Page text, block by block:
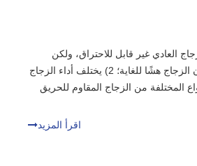
الصحيح 1) الزجاج العادي غير قابل للاحتراق، ولكن
عندما يواجه النار، يكون الزجاج هشًا للغاية؛ 2) يختلف أداء الزجاج
المختلفة من الزجاج المقاوم للحريق
اقرأ المزيد